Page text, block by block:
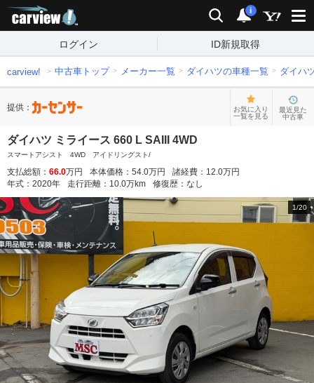
検索 通知
i
ログイン ID新規取得
carview! 中古車トップ メーカー一覧 ダイハツの車種一覧 ダイハ
提供：
お気に入り
一覧を見る
最近見た
中古車
ダイハツ ミライース 660 L SAIII 4WD
スマートアシスト 4WD アイドリングスト/
支払総額： 66.0万円 本体価格： 54.0万円 諸経費： 12.0万円
年式： 2020年 走行距離： 10.0万km 修復歴： なし
1/20